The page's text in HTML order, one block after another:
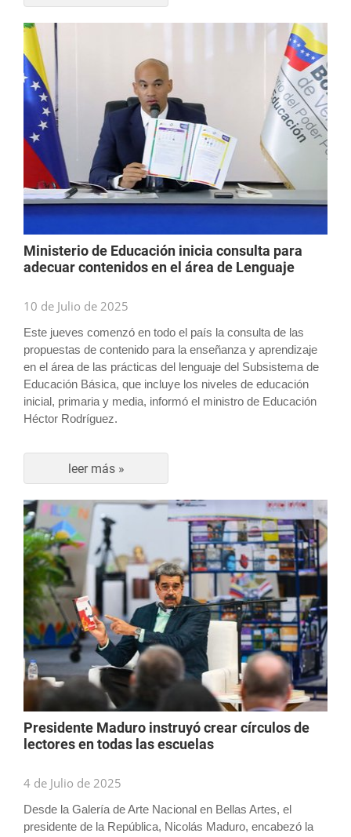
Ministerio de Educación inicia consulta para
adecuar contenidos en el área de Lenguaje
10 de Julio de 2025
Este jueves comenzó en todo el país la consulta de las
propuestas de contenido para la enseñanza y aprendizaje
en el área de las prácticas del lenguaje del Subsistema de
Educación Básica, que incluye los niveles de educación
inicial, primaria y media, informó el ministro de Educación
Héctor Rodríguez.
leer más »
Presidente Maduro instruyó crear círculos de
lectores en todas las escuelas
4 de Julio de 2025
Desde la Galería de Arte Nacional en Bellas Artes, el
presidente de la República, Nicolás Maduro, encabezó la